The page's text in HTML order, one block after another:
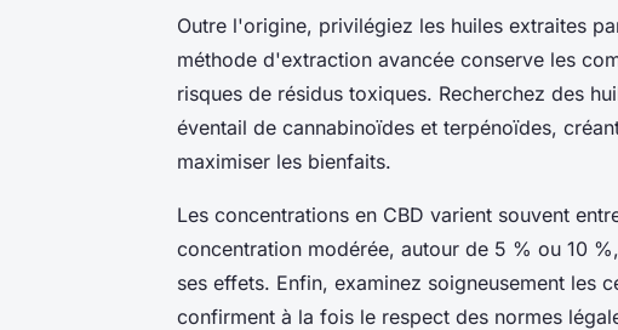
Outre l'origine, privilégiez les huiles extraites
méthode d'extraction avancée conserve les
risques de résidus toxiques. Recherchez des
éventail de cannabinoïdes et terpénoïdes,
maximiser les bienfaits.
Les concentrations en CBD varient souvent
concentration modérée, autour de 5 % ou 10
ses effets. Enfin, examinez soigneusement les
confirment à la fois le respect des normes